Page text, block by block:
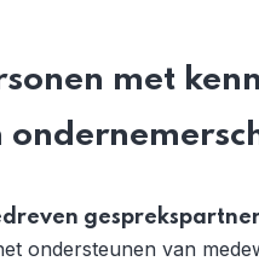
met
ondersteunen van